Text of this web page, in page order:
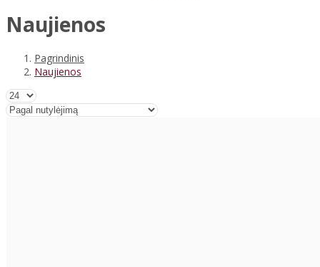
Naujienos
Pagrindinis
Naujienos